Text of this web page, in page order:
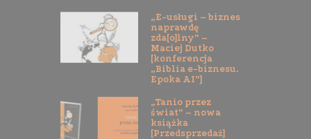
„E-usługi – biznes
naprawdę
zda[o]lny” –
Maciej Dutko
[konferencja
„Biblia e-biznesu.
Epoka AI”]
„Tanio przez
świat” – nowa
książka
[Przedsprzedaż]